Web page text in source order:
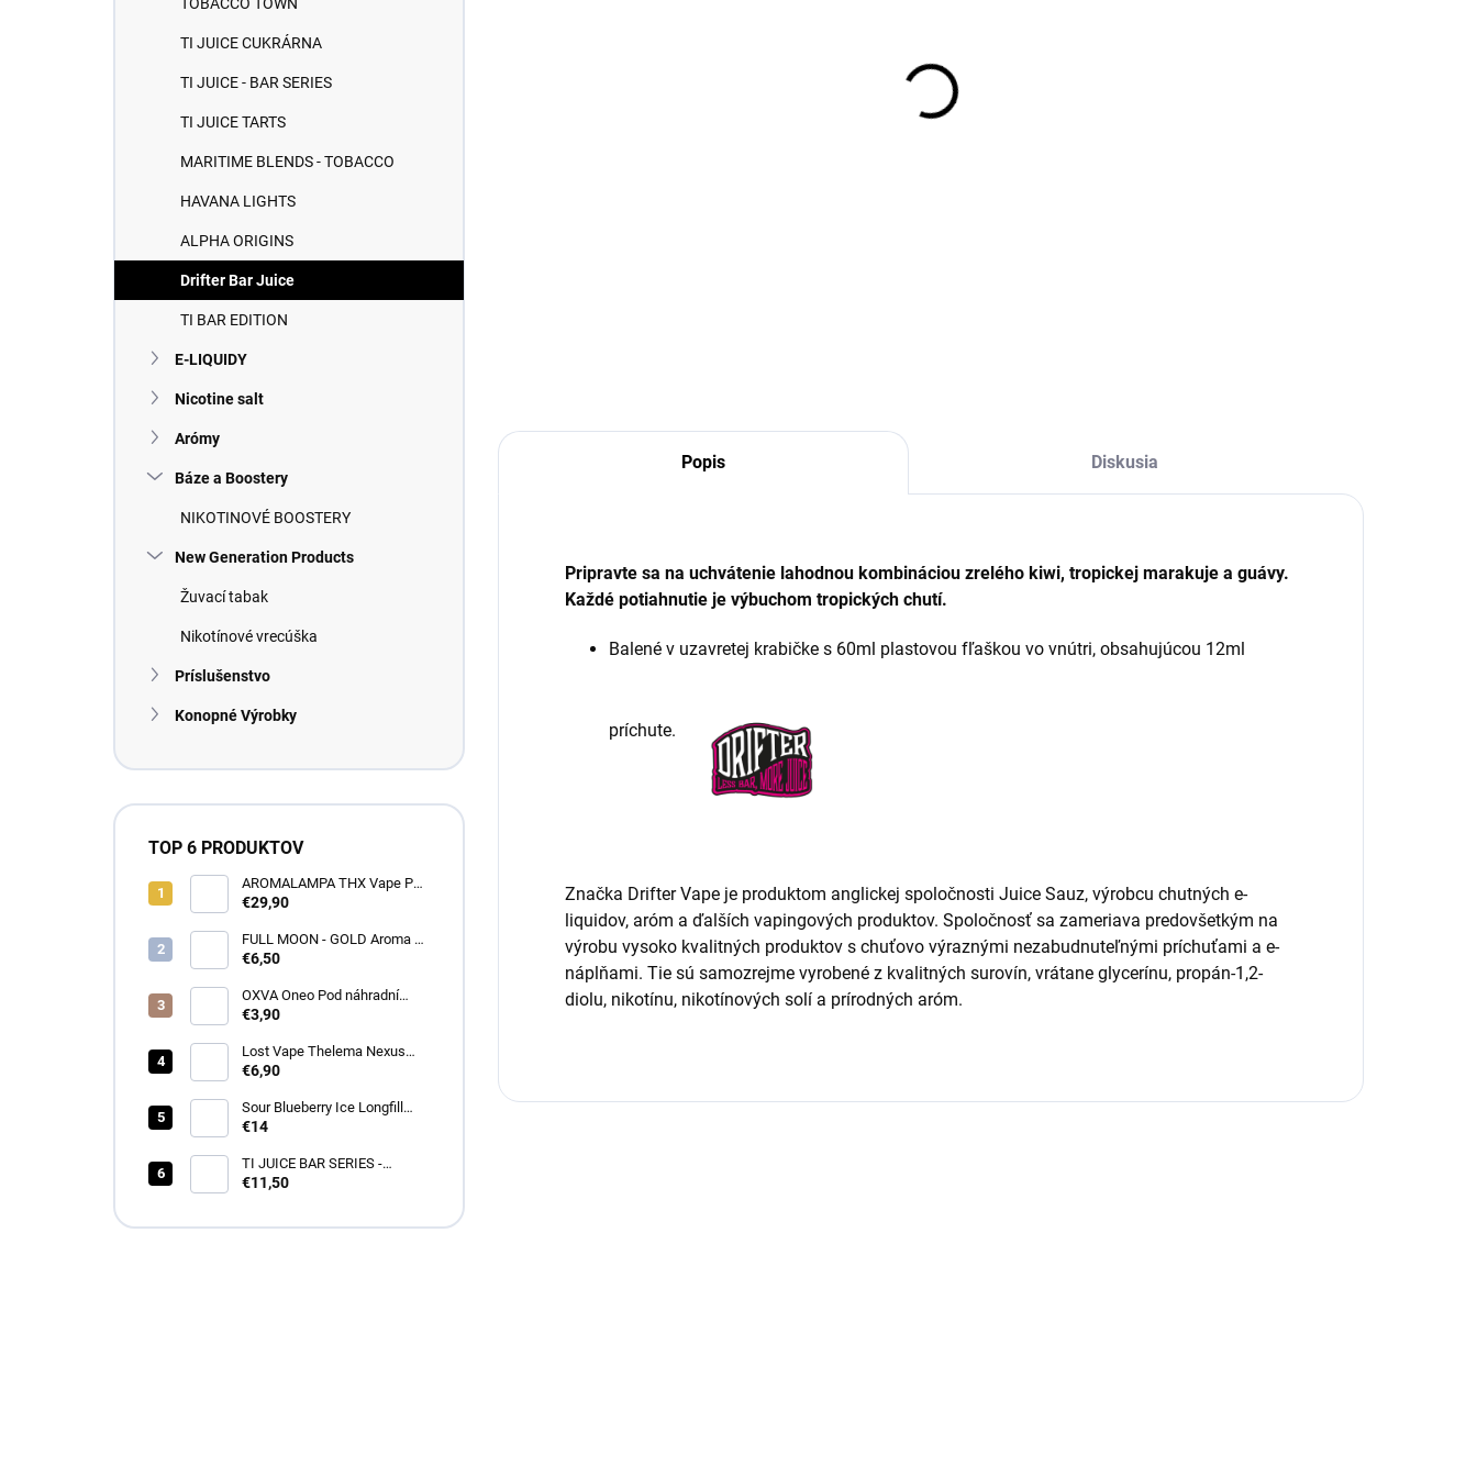
TI JUICE CUKRÁRNA
TI JUICE - BAR SERIES
TI JUICE TARTS
MARITIME BLENDS - TOBACCO
HAVANA LIGHTS
ALPHA ORIGINS
Drifter Bar Juice
TI BAR EDITION
E-LIQUIDY
Nicotine salt
Arómy
Báze a Boostery
NIKOTINOVÉ BOOSTERY
New Generation Products
Žuvací tabak
Nikotínové vrecúška
Príslušenstvo
Konopné Výrobky
TOP 6 PRODUKTOV
AROMALAMPA THX Vape Pen
1 ml - Zberateľský predmet
€29,90
FULL MOON - GOLD Aroma 10
ml
€6,50
OXVA Oneo Pod náhradní
cartridge
€3,90
Lost Vape Thelema Nexus
náhradná cartridge 2ks
€6,90
Sour Blueberry Ice Longfill
12ml - Drifter
€14
TI JUICE BAR SERIES -
BLACKCURRANT MENTHOL
€11,50
Popis Diskusia
Pripravte sa na uchvátenie lahodnou kombináciou zrelého kiwi, tropickej marakuje a guávy.
Každé potiahnutie je výbuchom tropických chutí.
Balené v uzavretej krabičke s 60ml plastovou fľaškou vo vnútri, obsahujúcou 12ml
príchute.
Značka Drifter Vape je produktom anglickej spoločnosti Juice Sauz, výrobcu chutných e-
liquidov, aróm a ďalších vapingových produktov. Spoločnosť sa zameriava predovšetkým na
výrobu vysoko kvalitných produktov s chuťovo výraznými nezabudnuteľnými príchuťami a e-
náplňami. Tie sú samozrejme vyrobené z kvalitných surovín, vrátane glycerínu, propán-1,2-
diolu, nikotínu, nikotínových solí a prírodných aróm.